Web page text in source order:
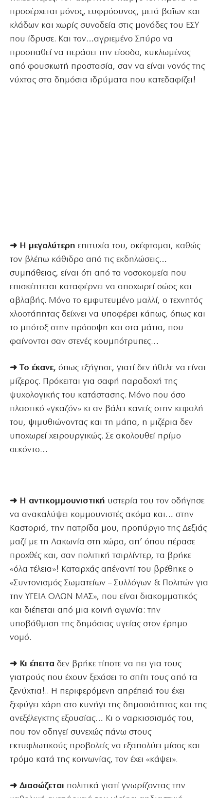
προσέρχεται μόνος, ευφρόσυνος, μετά βαΐων και
κλάδων και χωρίς συνοδεία στις μονάδες του ΕΣΥ
που ίδρυσε. Και τον…αγριεμένο Σπύρο να
προσπαθεί να περάσει την είσοδο, κυκλωμένος
από φουσκωτή προστασία, σαν να είναι νονός της
νύχτας στα δημόσια ιδρύματα που κατεδαφίζει!
➜ Η μεγαλύτερη επιτυχία του, σκέφτομαι, καθώς
τον βλέπω κάθιδρο από τις εκδηλώσεις…
συμπάθειας, είναι ότι από τα νοσοκομεία που
επισκέπτεται καταφέρνει να αποχωρεί σώος και
αβλαβής. Μόνο το εμφυτευμένο μαλλί, ο τεχνητός
χλοοτάπητας δείχνει να υποφέρει κάπως, όπως και
το μπότοξ στην πρόσοψη και στα μάτια, που
φαίνονται σαν στενές κουμπότρυπες…
➜ Το έκανε, όπως εξήγησε, γιατί δεν ήθελε να είναι
μίζερος. Πρόκειται για σαφή παραδοχή της
ψυχολογικής του κατάστασης. Μόνο που όσο
πλαστικό «γκαζόν» κι αν βάλει κανείς στην κεφαλή
του, ψιμυθιώνοντας και τη μάπα, η μιζέρια δεν
υποχωρεί χειρουργικώς. Σε ακολουθεί πρίμο
σεκόντο…
➜ Η αντικομμουνιστική υστερία του τον οδήγησε
να ανακαλύψει κομμουνιστές ακόμα και… στην
Καστοριά, την πατρίδα μου, προπύργιο της Δεξιάς
μαζί με τη Λακωνία στη χώρα, απ’ όπου πέρασε
προχθές και, σαν πολιτική τσιρλίντερ, τα βρήκε
«όλα τέλεια»! Καταρχάς απέναντί του βρέθηκε ο
«Συντονισμός Σωματείων – Συλλόγων & Πολιτών για
την ΥΓΕΙΑ ΟΛΩΝ ΜΑΣ», που είναι διακομματικός
και διέπεται από μια κοινή αγωνία: την
υποβάθμιση της δημόσιας υγείας στον έρημο
νομό.
➜ Κι έπειτα δεν βρήκε τίποτε να πει για τους
γιατρούς που έχουν ξεχάσει το σπίτι τους από τα
ξενύχτια!.. Η περιφερόμενη απρέπειά του έχει
ξεφύγει χάρη στο κυνήγι της δημοσιότητας και της
ανεξέλεγκτης εξουσίας… Κι ο ναρκισσισμός του,
που τον οδηγεί συνεχώς πάνω στους
εκτυφλωτικούς προβολείς να εξαπολύει μίσος και
τρόμο κατά της κοινωνίας, τον έχει «κάψει».
➜ Διασώζεται πολιτικά γιατί γνωρίζοντας την